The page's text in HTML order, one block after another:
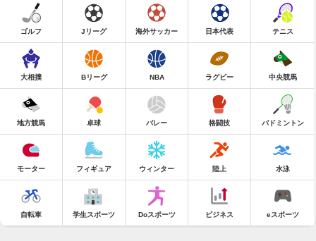
ゴルフ Jリーグ 海外サッカー 日本代表 テニス
大相撲 Bリーグ NBA ラグビー 中央競馬
地方競馬 卓球 バレー 格闘技 バドミントン
モーター フィギュア ウィンター 陸上 水泳
自転車 学生スポーツ Doスポーツ ビジネス eスポーツ